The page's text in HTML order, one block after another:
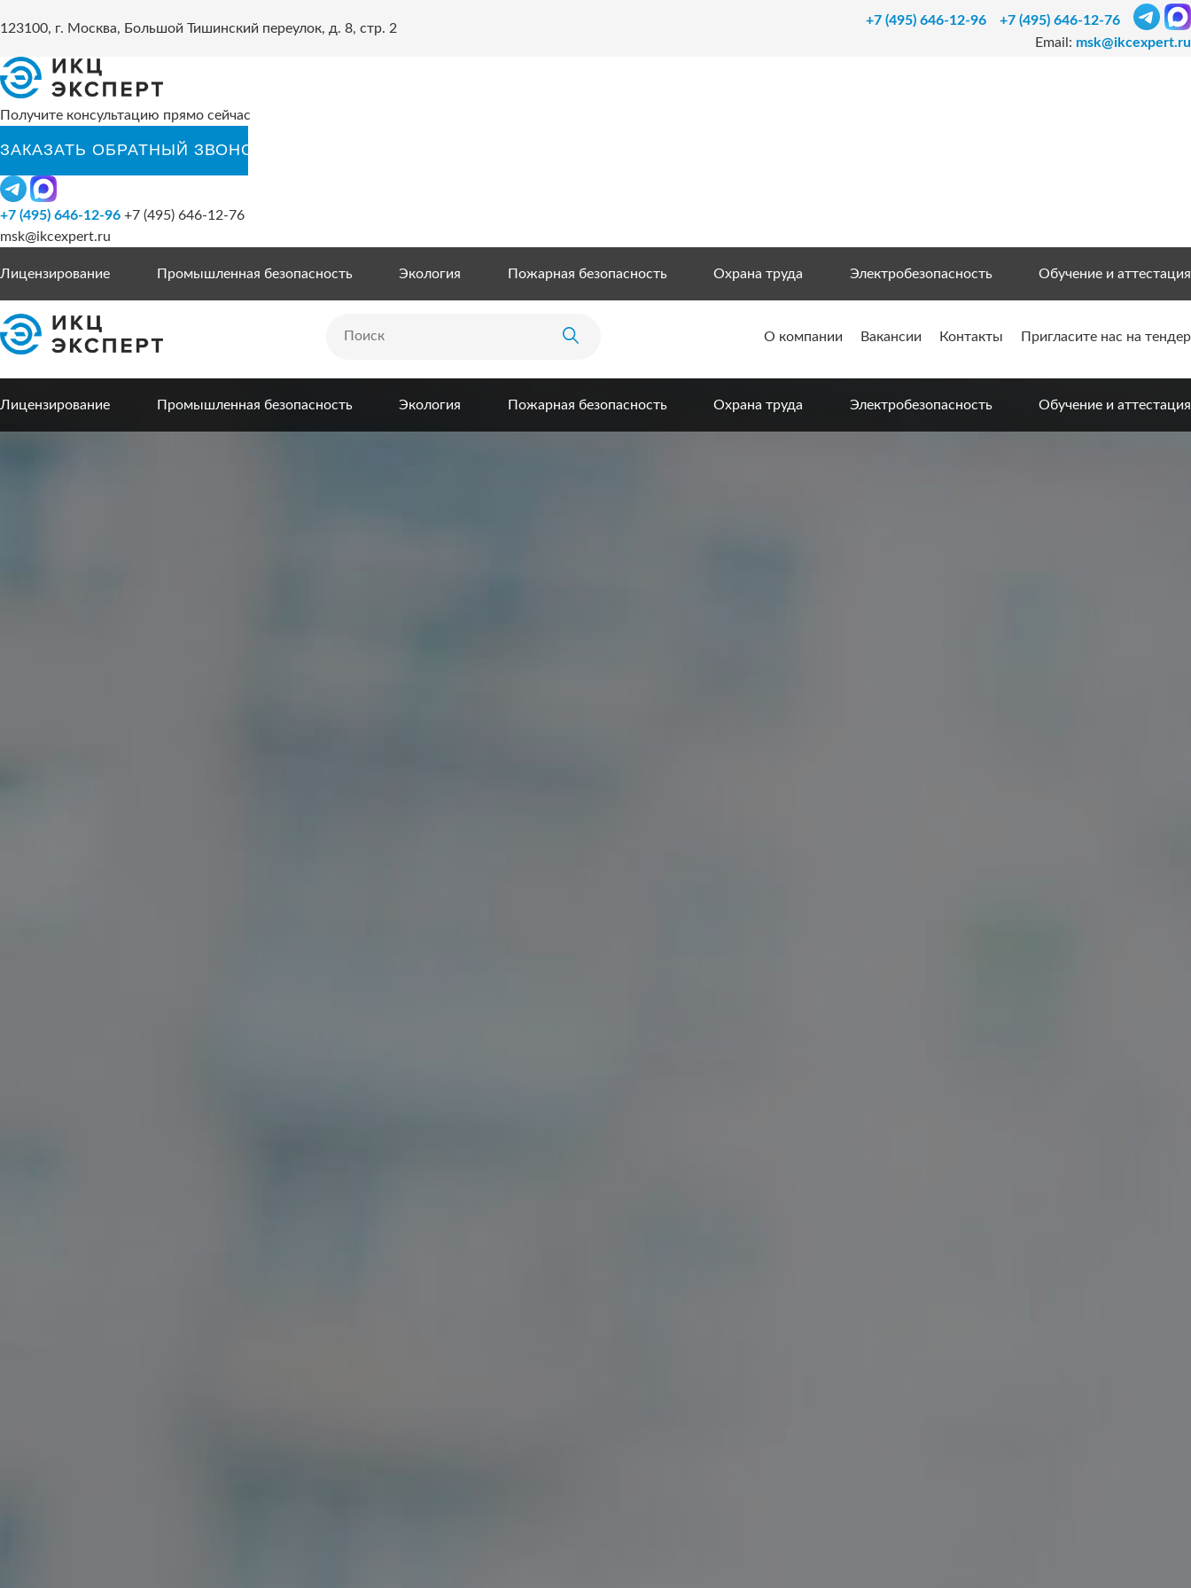
123100, г. Москва, Большой Тишинский переулок, д. 8, стр. 2
+7 (495) 646-12-96
+7 (495) 646-12-76
Email: msk@ikcexpert.ru
Получите консультацию прямо сейчас
+7 (495) 646-12-96 +7 (495) 646-12-76
msk@ikcexpert.ru
Лицензирование Промышленная безопасность Экология Пожарная безопасность Охрана труда Электробезопасность Обучение и аттестация
О компании Вакансии Контакты Пригласите нас на тендер
Лицензирование Промышленная безопасность Экология Пожарная безопасность Охрана труда Электробезопасность Обучение и аттестация